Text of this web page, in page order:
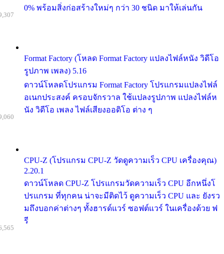
0% พร้อมสิ่งก่อสร้างใหม่ๆ กว่า 30 ชนิด มาให้เล่นกัน
Format Factory (โหลด Format Factory แปลงไฟล์หนัง วิดีโอ
รูปภาพ เพลง) 5.16
ดาวน์โหลดโปรแกรม Format Factory โปรแกรมแปลงไฟล์
อเนกประสงค์ ครอบจักรวาล ใช้แปลงรูปภาพ แปลงไฟล์ห
นัง วิดีโอ เพลง ไฟล์เสียงออดิโอ ต่าง ๆ
CPU-Z (โปรแกรม CPU-Z วัดดูความเร็ว CPU เครื่องคุณ)
2.20.1
ดาวน์โหลด CPU-Z โปรแกรมวัดความเร็ว CPU อีกหนึ่งโ
ปรแกรม ที่ทุกคน น่าจะมีติดไว้ ดูความเร็ว CPU และ ยังรว
มถึงบอกค่าต่างๆ ทั้งฮารด์แวร์ ซอฟต์แวร์ ในเครื่องด้วย ฟ
รี